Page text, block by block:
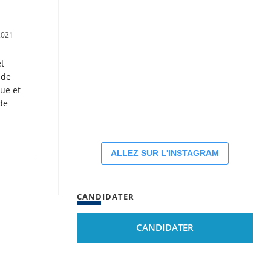
et
ALLEZ SUR L'INSTAGRAM
CANDIDATER
CANDIDATER